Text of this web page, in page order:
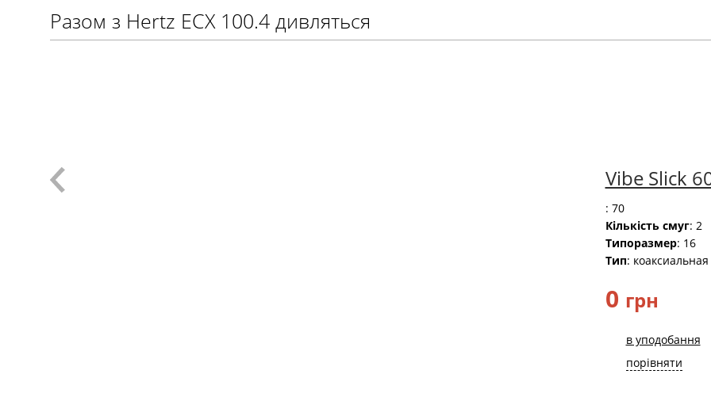
Разом з Hertz ECX 100.4 дивляться
Vibe Slick
: 70
Кількість смуг: 2
Типоразмер: 16
Тип: коаксиальная
0 грн
в уподобання
порівняти